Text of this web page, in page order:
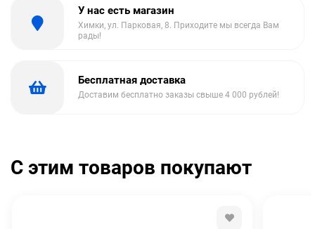
У нас есть магазин
Химки, ул. Парковая, 8. Приходите мы всегда Вам
рады!
Бесплатная доставка
Доставим бесплатно заказы свыше 4 000 рублей!
С этим товаров покупают